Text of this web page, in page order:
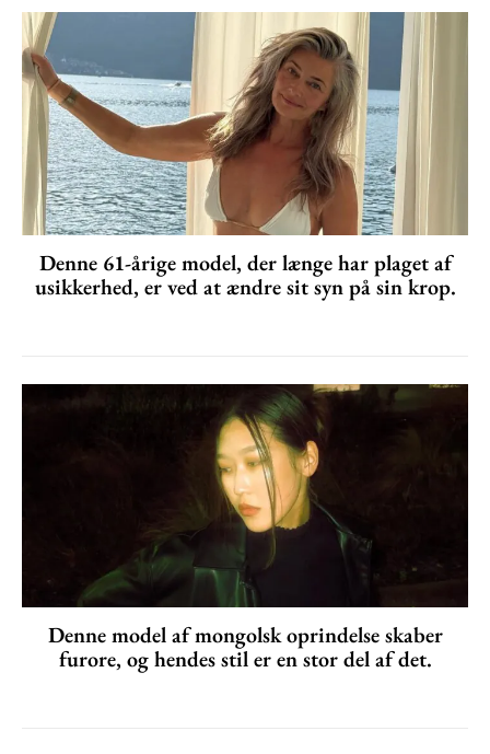
Denne 61-årige model, der længe har plaget af
usikkerhed, er ved at ændre sit syn på sin krop.
Denne model af mongolsk oprindelse skaber
furore, og hendes stil er en stor del af det.